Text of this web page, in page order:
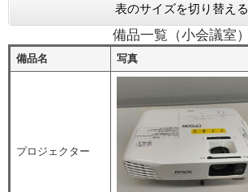
表のサイズを切り替える
備品一覧（小会議室）
備品名 写真
プロジェクター